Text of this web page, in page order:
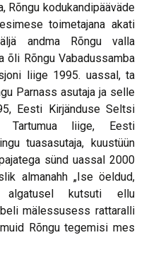
Rõngu kodukandipääväde
toimetajana akati
andma Rõngu valla
õli Rõngu Vabadussamba
liige 1995. uassal, ta
Parnass asutaja ja selle
Eesti Kirjänduse Seltsi
Tartumua liige, Eesti
tuasasutaja, kuustüün
sünd uassal 2000
almanahh „Ise öeldud,
kutsuti ellu
mälessusess rattaralli
Rõngu tegemisi mes